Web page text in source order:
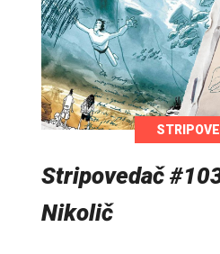
Stripovedač
Nikolič